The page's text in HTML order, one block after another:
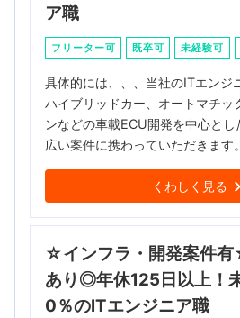
ア職
フリーター可 既卒可 未経験可
具体的には、、、当社のITエンジ
ハイブリッドカー、オートマチッ
ンなどの車載ECU開発を中心と
広い案件に携わっていただきます。
くわしく見る
☆インフラ・開発案件
あり◎年休125日以上！
0％のITエンジニア職